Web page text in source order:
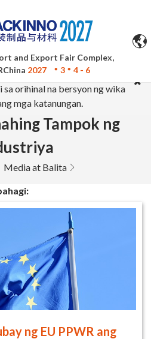
ng Google Translate ay
at maaaring hindi tumpak.
orihinal na bersyon ng wika
mga katanungan.
and Export Fair Complex,
2027 3 4 - 6
Tampok ng
Media at Balita
ng EU PPWR ang